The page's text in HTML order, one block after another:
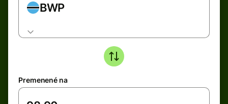
BWP
Premenené na